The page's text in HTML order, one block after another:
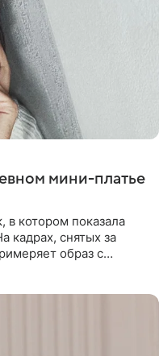
мини-платье
котором показала
кадрах, снятых за
образ с